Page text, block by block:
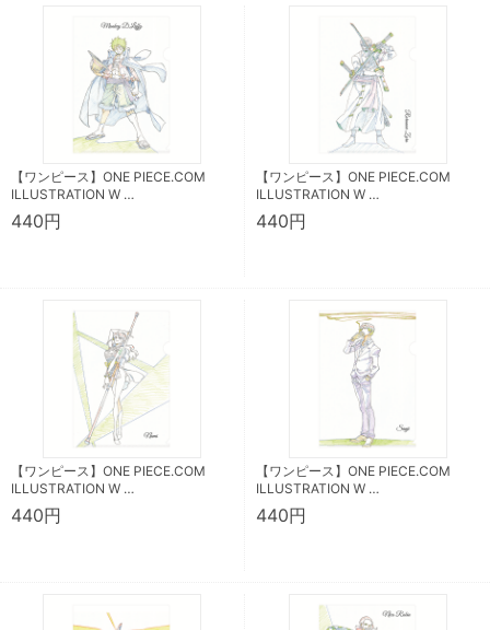
【ワンピース】ONE PIECE.COM
ILLUSTRATION W …
440円
【ワンピース】ONE PIECE.COM
ILLUSTRATION W …
440円
【ワンピース】ONE PIECE.COM
ILLUSTRATION W …
440円
【ワンピース】ONE PIECE.COM
ILLUSTRATION W …
440円